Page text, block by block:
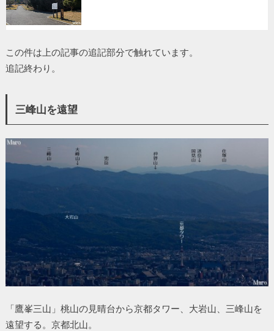
この件は上の記事の追記部分で触れています。
追記終わり。
三峰山を遠望
「鷹峯三山」桃山の見晴台から京都タワー、大岩山、三峰山を
遠望する。京都北山。